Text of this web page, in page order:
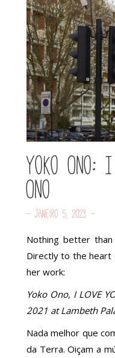
Yoko
Ono
- Janeiro 5, 2023 -
Nothing better
Directly to the heart
her work:
Yoko Ono, I LOVE
2021 at Lambeth
Nada melhor que
da Terra. Oiçam a